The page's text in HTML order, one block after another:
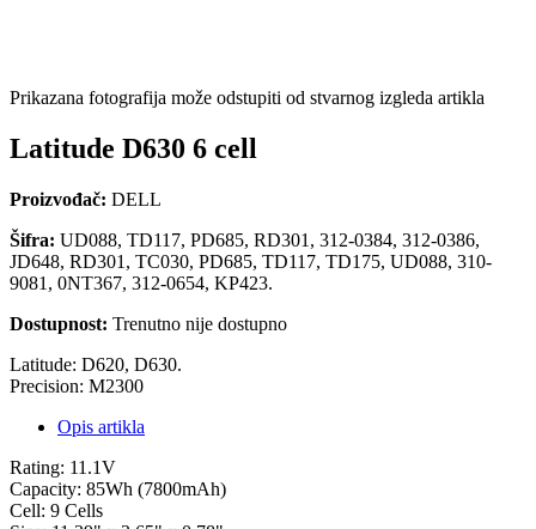
Prikazana fotografija može odstupiti od stvarnog izgleda artikla
Latitude D630 6 cell
Proizvođač: DELL
Šifra: UD088, TD117, PD685, RD301, 312-0384, 312-0386,
JD648, RD301, TC030, PD685, TD117, TD175, UD088, 310-
9081, 0NT367, 312-0654, KP423.
Dostupnost: Trenutno nije dostupno
Latitude: D620, D630.
Precision: M2300
Opis artikla
Rating: 11.1V
Capacity: 85Wh (7800mAh)
Cell: 9 Cells